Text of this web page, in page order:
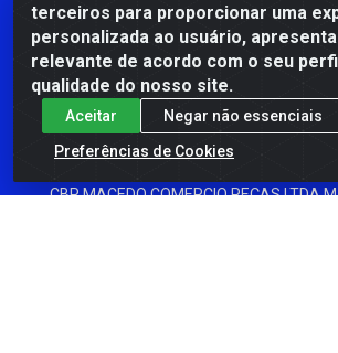
terceiros para proporcionar uma
personalizada ao usuário,
relevante de acordo com o seu
qualidade do nosso site.
Aceitar
Negar não essenciais
Preferências de Cookies
Facebook
Formas de
CBP MACEDO COMERCIO PEÇAS LTDA